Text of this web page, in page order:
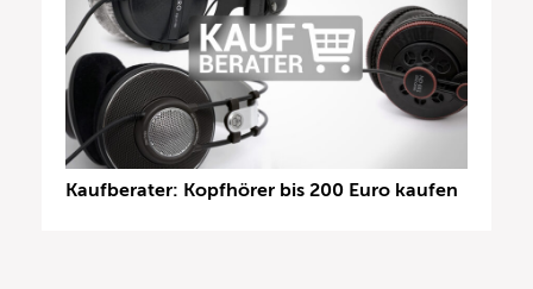
Kaufberater: Kopfhörer bis 200 Euro kaufen